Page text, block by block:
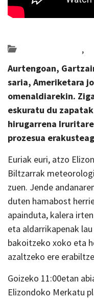
,
Aurtengoan,
saria, Ameriketara
omenaldiarekin.
eskuratu du
hirugarrena
prozesua
Euriak euri, atzo
Biltzarrak
zuen. Jende
duten hamabost
apainduta, kalera
eta aldarrikapenak
bakoitzeko xoko eta
azaltzeko ere
Goizeko 11:00etan
Elizondoko Merkatu